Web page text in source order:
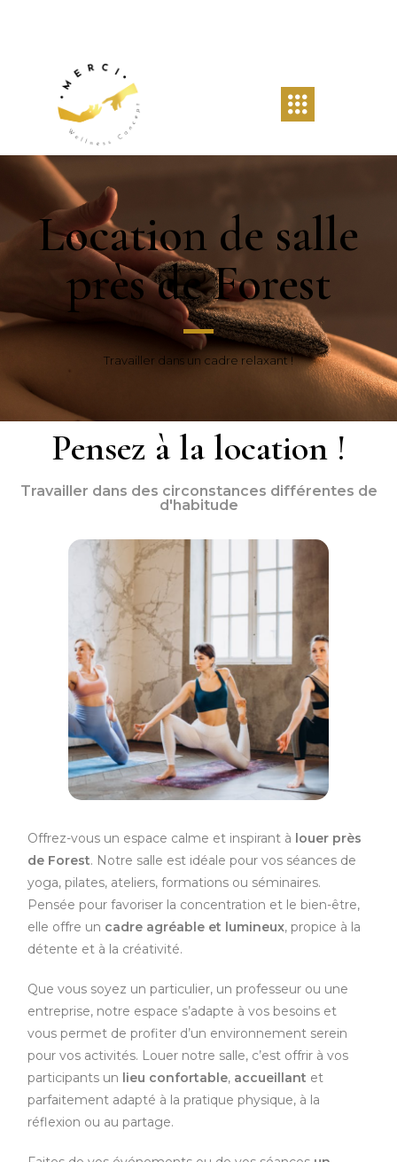
Location de salle
près de Forest
Travailler dans un cadre relaxant !
Pensez à la location !
Travailler dans des circonstances différentes de
d'habitude
Offrez-vous un espace calme et inspirant à louer près
de Forest. Notre salle est idéale pour vos séances de
yoga, pilates, ateliers, formations ou séminaires.
Pensée pour favoriser la concentration et le bien-être,
elle offre un cadre agréable et lumineux, propice à la
détente et à la créativité.
Que vous soyez un particulier, un professeur ou une
entreprise, notre espace s’adapte à vos besoins et
vous permet de profiter d’un environnement serein
pour vos activités. Louer notre salle, c’est offrir à vos
participants un lieu confortable, accueillant et
parfaitement adapté à la pratique physique, à la
réflexion ou au partage.